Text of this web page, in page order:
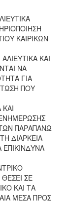
ΚΑΙΡΙΚΩΝ
ΚΑΙ
ΝΑ
ΓΙΑ
ΠΟΥ
ΠΑΡΑΠΑΝΩ
ΔΙΑΡΚΕΙΑ
ΕΠΙΚΙΝΔΥΝΑ
ΣΕ
ΚΑΙ ΤΑ
ΜΕΣΑ ΠΡΟΣ